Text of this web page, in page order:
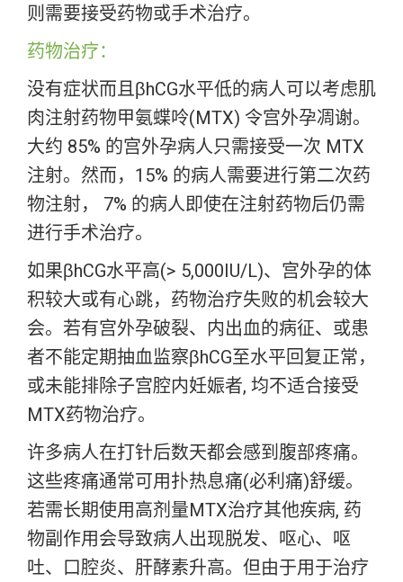
则需要接受药物或手术治疗。
药物治疗：
没有症状而且βhCG水平低的病人可以考虑肌
肉注射药物甲氨蝶呤(MTX) 令宫外孕凋谢。
大约 85% 的宫外孕病人只需接受一次 MTX
注射。然而，15% 的病人需要进行第二次药
物注射， 7% 的病人即使在注射药物后仍需
进行手术治疗。
如果βhCG水平高(> 5,000IU/L)、宫外孕的体
积较大或有心跳，药物治疗失败的机会较大
会。若有宫外孕破裂、内出血的病征、或患
者不能定期抽血监察βhCG至水平回复正常，
或未能排除子宫腔内妊娠者, 均不适合接受
MTX药物治疗。
许多病人在打针后数天都会感到腹部疼痛。
这些疼痛通常可用扑热息痛(必利痛)舒缓。
若需长期使用高剂量MTX治疗其他疾病, 药
物副作用会导致病人出现脱发、呕心、呕
吐、口腔炎、肝酵素升高。但由于用于治疗